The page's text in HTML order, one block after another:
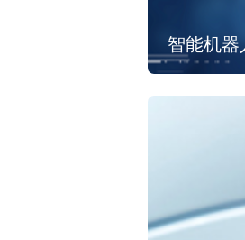
智能机器